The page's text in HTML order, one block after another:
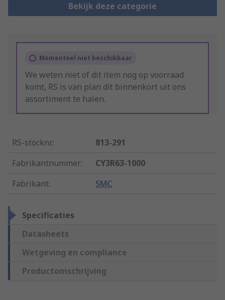
Bekijk deze categorie
Momenteel niet beschikbaar
We weten niet of dit item nog op voorraad
komt, RS is van plan dit binnenkort uit ons
assortiment te halen.
RS-stocknr.:
813-291
Fabrikantnummer:
CY3R63-1000
Fabrikant: SMC
Specificaties
Datasheets
Wetgeving en compliance
Productomschrijving